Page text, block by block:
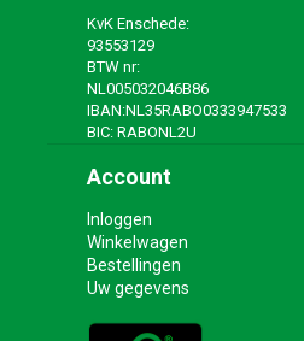
KvK Enschede:
93553129
BTW nr:
NL005032046B86
IBAN:NL35RABO0333947533
BIC: RABONL2U
Account
Inloggen
Winkelwagen
Bestellingen
Uw gegevens